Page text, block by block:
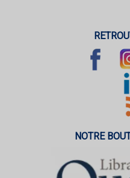
NOTRE